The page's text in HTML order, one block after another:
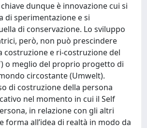
dunque è innovazione cui si
di sperimentazione e si
di conservazione. Lo sviluppo
però, non può prescindere
costruzione e ri-costruzione del
o meglio del proprio progetto di
circostante (Umwelt).
di costruzione della persona
nel momento in cui il Self
in relazione con gli altri
forma all’idea di realtà in modo da